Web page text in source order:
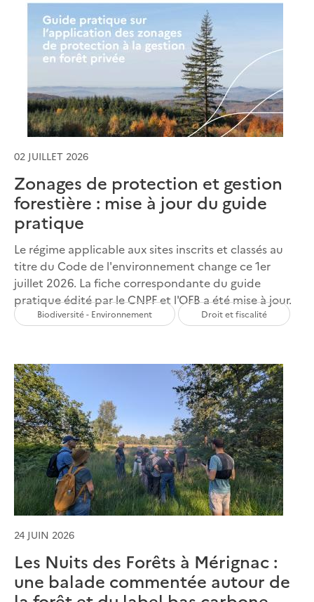
02 JUILLET 2026
Zonages de protection et gestion
forestière : mise à jour du guide
pratique
Le régime applicable aux sites inscrits et classés au
titre du Code de l'environnement change ce 1er
juillet 2026. La fiche correspondante du guide
pratique édité par le CNPF et l'OFB a été mise à jour.
Biodiversité - Environnement Droit et fiscalité
24 JUIN 2026
Les Nuits des Forêts à Mérignac :
une balade commentée autour de